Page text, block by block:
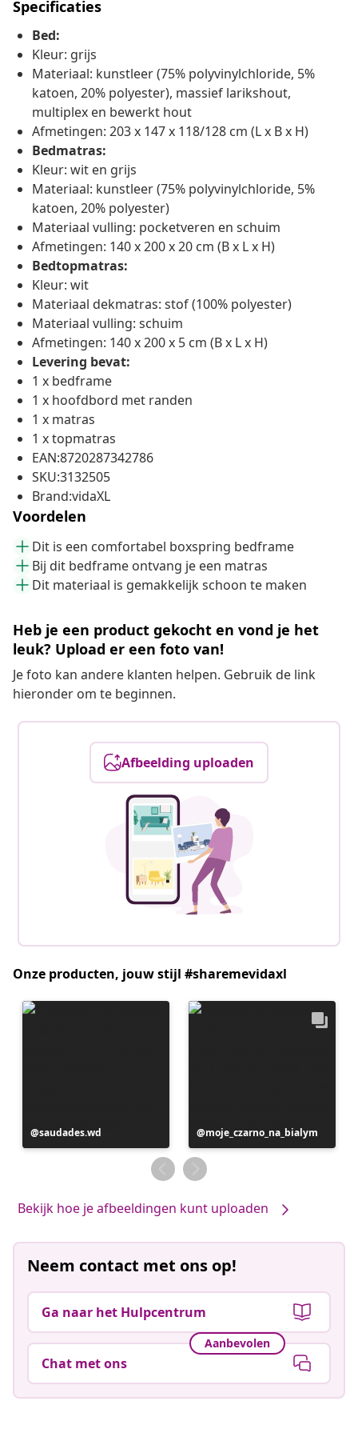
Specificaties
Bed:
Kleur: grijs
Materiaal: kunstleer (75% polyvinylchloride, 5%
katoen, 20% polyester), massief larikshout,
multiplex en bewerkt hout
Afmetingen: 203 x 147 x 118/128 cm (L x B x H)
Bedmatras:
Kleur: wit en grijs
Materiaal: kunstleer (75% polyvinylchloride, 5%
katoen, 20% polyester)
Materiaal vulling: pocketveren en schuim
Afmetingen: 140 x 200 x 20 cm (B x L x H)
Bedtopmatras:
Kleur: wit
Materiaal dekmatras: stof (100% polyester)
Materiaal vulling: schuim
Afmetingen: 140 x 200 x 5 cm (B x L x H)
Levering bevat:
1 x bedframe
1 x hoofdbord met randen
1 x matras
1 x topmatras
EAN:8720287342786
SKU:3132505
Brand:vidaXL
Voordelen
Dit is een comfortabel boxspring bedframe
Bij dit bedframe ontvang je een matras
Dit materiaal is gemakkelijk schoon te maken
Heb je een product gekocht en vond je het
leuk? Upload er een foto van!
Je foto kan andere klanten helpen. Gebruik de link
hieronder om te beginnen.
Afbeelding uploaden
Onze producten, jouw stijl #sharemevidaxl
Bericht
gepubliceerd
saudades.wd
Bericht
gepubliceerd
door
moje_czarno_na_bialym
Bekijk hoe je afbeeldingen kunt uploaden
Neem contact met ons op!
Ga naar het Hulpcentrum
Aanbevolen
Chat met ons